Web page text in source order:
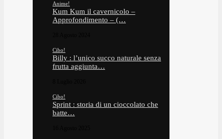
Anime!
Kum Kum il cavernicolo –
Approfondimento – (…
Cibo!
Billy : l’unico succo naturale senza
frutta aggiunta…
Cibo!
Sprint : storia di un cioccolato che
batte…